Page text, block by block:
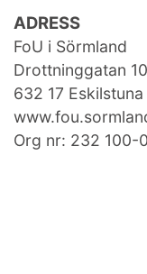
ADRESS
FoU i Sörmland
Drottninggatan 10
632 17 Eskilstuna
Org nr: 232 100-